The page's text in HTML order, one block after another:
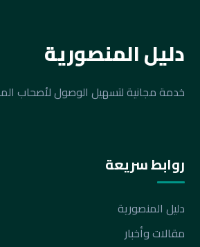
دليل المنصورية
خدمة مجانية لتسهيل الوصول لأصحاب
روابط سريعة
دليل المنصورية
مقالات وأخبار